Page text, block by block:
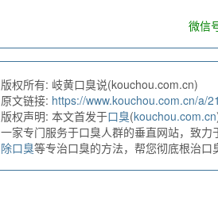
微信
版权所有: 岐黄口臭说(kouchou.com.cn)
原文链接: https://www.kouchou.com.cn/a/
版权声明: 本文首发于口臭(kouchou.com.cn
一家专门服务于口臭人群的垂直网站，致力
除口臭等专治口臭的方法，帮您彻底根治